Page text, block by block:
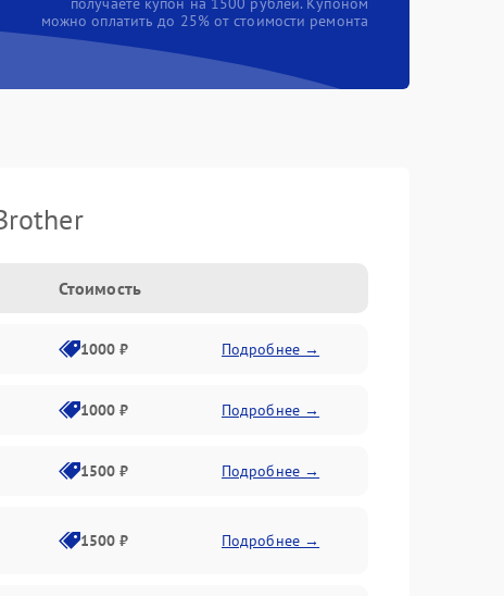
можно оплатить до 25% от стоимости ремонта
Стоимость
1000 ₽ Подробнее →
1000 ₽ Подробнее →
1500 ₽ Подробнее →
1500 ₽ Подробнее →